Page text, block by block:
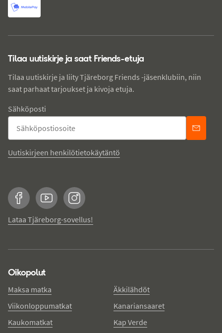
Tilaa uutiskirje ja saat Friends-etuja
Tilaa uutiskirje ja liity Tjäreborg Friends -jäsenklubiin, niin
saat parhaat tarjoukset ja kivoja etuja.
Sähköposti
Uutiskirjeen henkilötietokäytäntö
FacebookYouTubeInstagram
Lataa Tjäreborg-sovellus!
Oikopolut
Maksa matka
Viikonloppumatkat
Kaukomatkat
Äkkilähdöt
Kanariansaaret
Kap Verde